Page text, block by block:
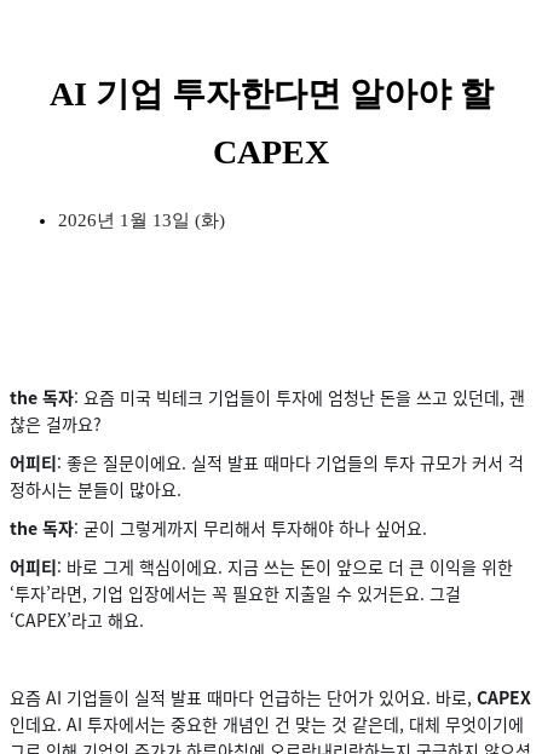
AI 기업 투자한다면 알아야 할
CAPEX
2026년 1월 13일 (화)
the 독자: 요즘 미국 빅테크 기업들이 투자에 엄청난 돈을 쓰고 있던데, 괜
찮은 걸까요?
어피티: 좋은 질문이에요. 실적 발표 때마다 기업들의 투자 규모가 커서 걱
정하시는 분들이 많아요.
the 독자: 굳이 그렇게까지 무리해서 투자해야 하나 싶어요.
어피티: 바로 그게 핵심이에요. 지금 쓰는 돈이 앞으로 더 큰 이익을 위한
‘투자’라면, 기업 입장에서는 꼭 필요한 지출일 수 있거든요. 그걸
‘CAPEX’라고 해요.
요즘 AI 기업들이 실적 발표 때마다 언급하는 단어가 있어요. 바로, CAPEX
인데요. AI 투자에서는 중요한 개념인 건 맞는 것 같은데, 대체 무엇이기에